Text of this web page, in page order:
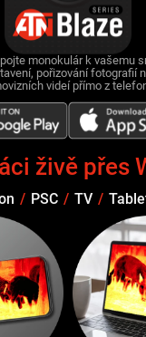
monokulár k vašemu
pořizování fotografií
videí přímo z
živě přes
/ PSC / TV /